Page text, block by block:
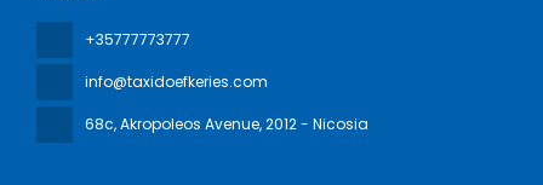
+35777773777
info@taxidoefkeries.com
68c, Akropoleos Avenue, 2012 - Nicosia